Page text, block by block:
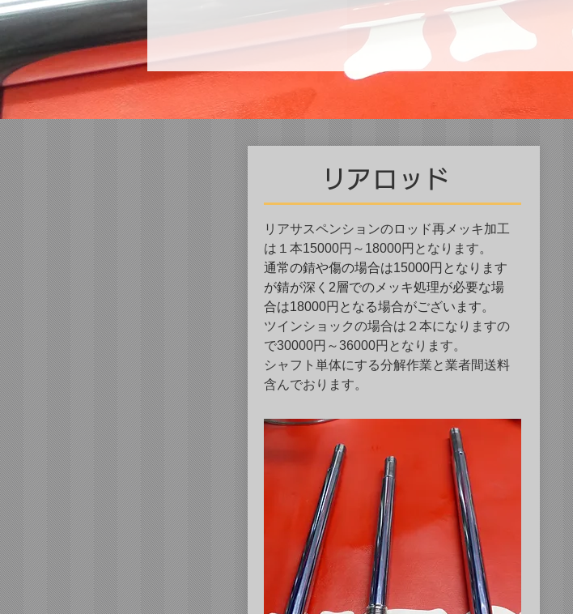
​リアロッド
リアサスペンションのロッド再メッキ加工
は１本15000円～18000円となります。
通常の錆や傷の場合は15000円となります
が錆が深く2層でのメッキ処理が必要な場
合は18000円となる場合がございます。
ツインショックの場合は２本になりますの
で30000円～36000円となります。
シャフト単体にする分解作業と業者間送料
含んでおります。